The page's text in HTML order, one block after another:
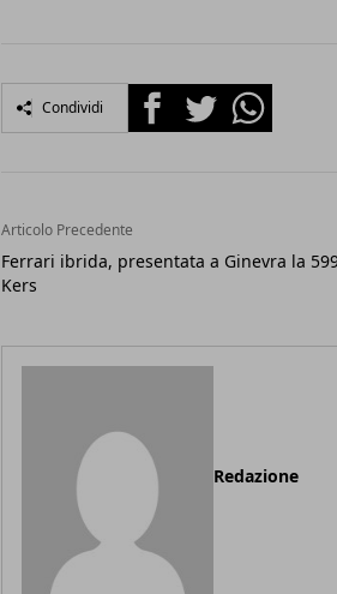
Condividi FacebookTwitterWhatsapp
Articolo Precedente
Ferrari ibrida, presentata a Ginevra la
Kers
Redazione